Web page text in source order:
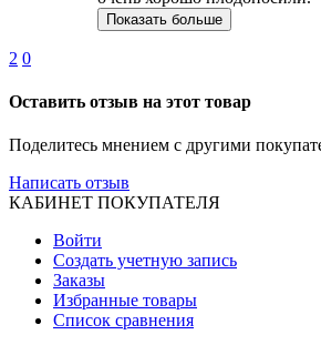
Показать больше
2 0
Оставить отзыв на этот товар
Поделитесь мнением с другими
Написать отзыв
КАБИНЕТ ПОКУПАТЕЛЯ
Войти
Создать учетную запись
Заказы
Избранные товары
Список сравнения